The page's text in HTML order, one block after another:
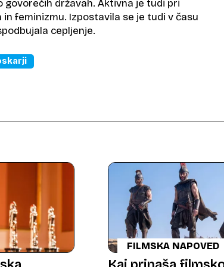
govorečih državah. Aktivna je tudi pri
feminizmu. Izpostavila se je tudi v času
cepljenje.
FILMSKA NAPOVED